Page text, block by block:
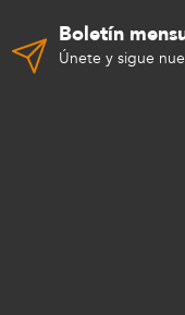
Boletín
Únete y sigue